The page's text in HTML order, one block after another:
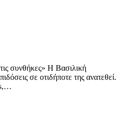
συνθήκες» Η Βασιλική
σε οτιδήποτε της ανατεθεί.